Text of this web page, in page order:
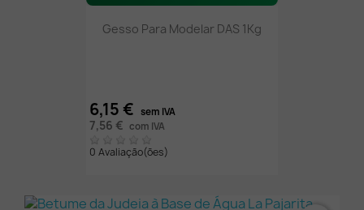
Gesso Para Modelar DAS 1Kg
6,15 € sem IVA
7,56 € com IVA
0 Avaliação(ões)